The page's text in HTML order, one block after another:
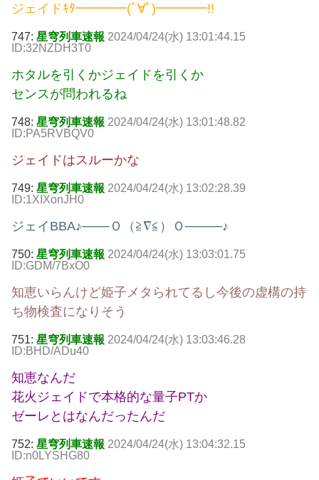
ジェイドｷﾀ━━━━(ﾟ∀ﾟ)━━━━!!
747: 星穹列車速報 2024/04/24(水) 13:01:44.15
ID:32NZDH3T0
ホタルを引くかジェイドを引くか
センスが問われるね
748: 星穹列車速報 2024/04/24(水) 13:01:48.82
ID:PA5RVBQV0
ジェイドはスルーかな
749: 星穹列車速報 2024/04/24(水) 13:02:28.39
ID:1XIXonJH0
ジェイBBA♪───Ｏ（≧∇≦）Ｏ────♪
750: 星穹列車速報 2024/04/24(水) 13:03:01.75
ID:GDM/7BxO0
知恵いらんけど姫子メタられてるし今後の虚構の持
ち物検査になりそう
751: 星穹列車速報 2024/04/24(水) 13:03:46.28
ID:BHD/ADu40
知恵なんだ
花火ジェイドで本格的な量子PTか
ゼーレとはなんだったんだ
752: 星穹列車速報 2024/04/24(水) 13:04:32.15
ID:n0LYSHG80